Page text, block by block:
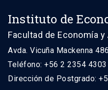
Instituto de
Facultad de Economía
Avda. Vicuña Mackenna
Teléfono: +56 2 2354 4303
Dirección de Postgrado: